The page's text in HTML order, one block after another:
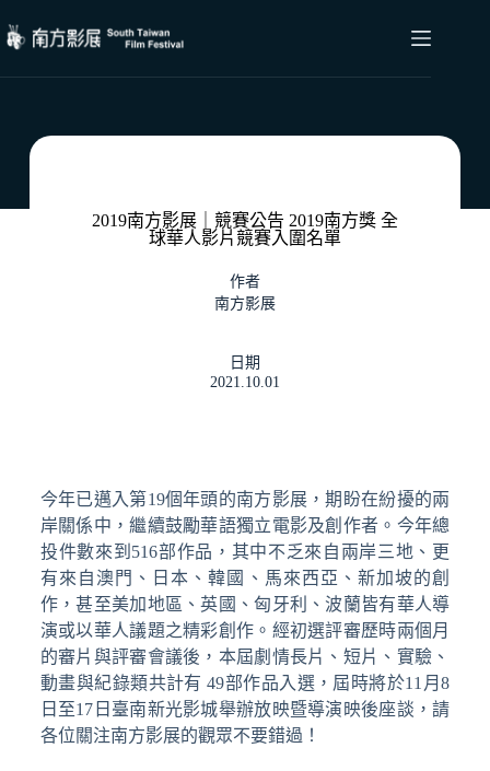
2019南方影展｜競賽公告 2019南方獎 全
球華人影片競賽入圍名單
作者
南方影展
日期
2021.10.01
今年已邁入第19個年頭的南方影展，期盼在紛擾的兩
岸關係中，繼續鼓勵華語獨立電影及創作者。今年總
投件數來到516部作品，其中不乏來自兩岸三地、更
有來自澳門、日本、韓國、馬來西亞、新加坡的創
作，甚至美加地區、英國、匈牙利、波蘭皆有華人導
演或以華人議題之精彩創作。經初選評審歷時兩個月
的審片與評審會議後，本屆劇情長片、短片、實驗、
動畫與紀錄類共計有 49部作品入選，屆時將於11月8
日至17日臺南新光影城舉辦放映暨導演映後座談，請
各位關注南方影展的觀眾不要錯過！